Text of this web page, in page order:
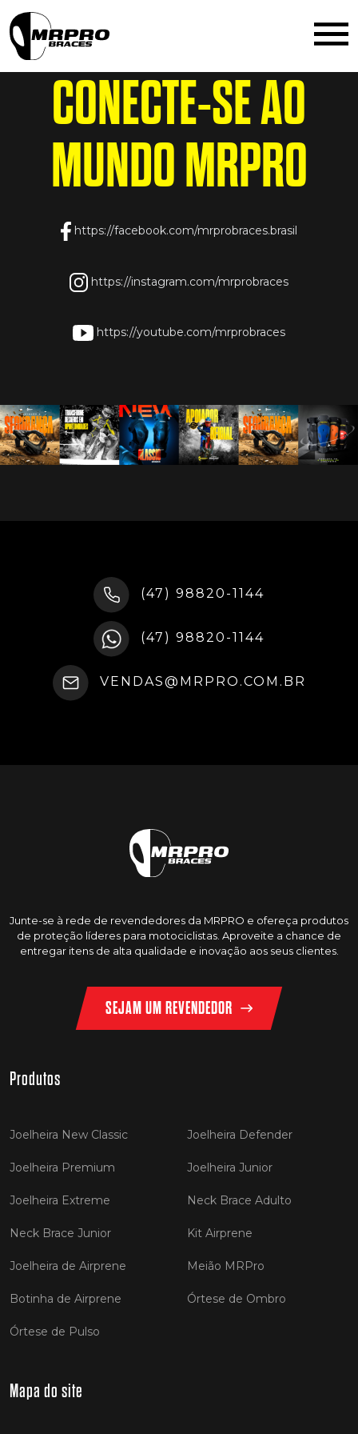
CONECTE-SE AO
MUNDOMRPRO
https://facebook.com/mrprobraces.brasil
https://instagram.com/mrprobraces
https://youtube.com/mrprobraces
(47) 98820-1144
(47) 98820-1144
VENDAS@MRPRO.COM.BR
Junte-se à rede de revendedores da MRPRO e ofereça produtos
de proteção líderes para motociclistas. Aproveite a chance de
entregar itens de alta qualidade e inovação aos seus clientes.
SEJAM UM REVENDEDOR
Produtos
Joelheira New Classic Joelheira Defender
Joelheira Premium Joelheira Junior
Joelheira Extreme Neck Brace Adulto
Neck Brace Junior Kit Airprene
Joelheira de Airprene Meião MRPro
Botinha de Airprene Órtese de Ombro
Órtese de Pulso
Mapa do site